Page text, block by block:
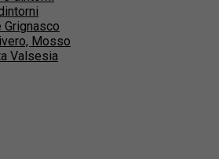
Grignasco
Mosso
Valsesia